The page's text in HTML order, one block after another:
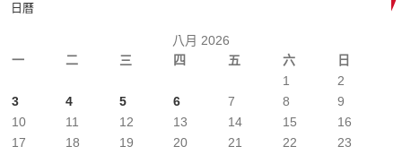
日曆
八月 2026
一
二 三 四 五 六 日
1
2
3
4 5 6 7 8
9
10
11 12 13 14 15
16
17
18 19 20 21 22
23